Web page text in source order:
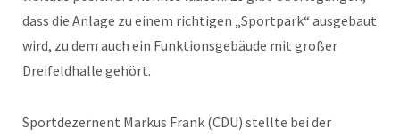
dass die Anlage zu einem richtigen „Sportpark“ ausgebaut
wird, zu dem auch ein Funktionsgebäude mit großer
Dreifeldhalle gehört.
Sportdezernent Markus Frank (CDU) stellte bei der